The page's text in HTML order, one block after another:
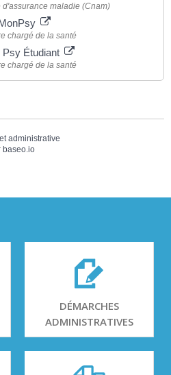
maladie (Cnam)
chargé de la santé
Psy Étudiant
chargé de la santé
administrative
baseo.io
DÉMARCHES
ADMINISTRATIVES